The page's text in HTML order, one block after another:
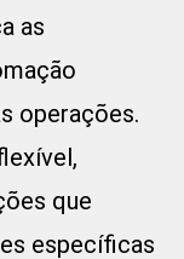
as
operações.
que
específicas